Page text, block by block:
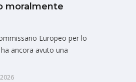
moralmente
Europeo per lo
ancora avuto una